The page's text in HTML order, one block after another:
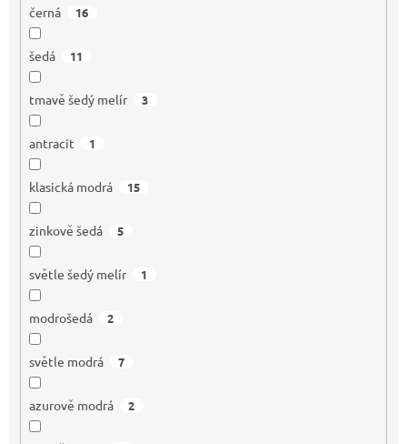
černá 16
šedá 11
tmavě šedý melír 3
antracit 1
klasická modrá 15
zinkově šedá 5
světle šedý melír 1
modrošedá 2
světle modrá 7
azurově modrá 2